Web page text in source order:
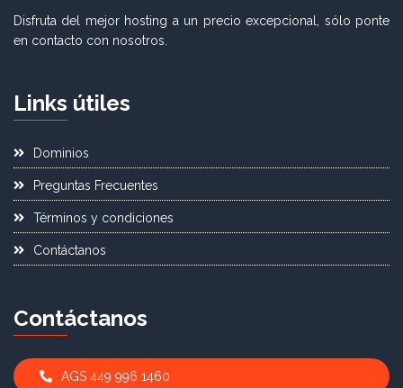
Disfruta del mejor hosting a un precio excepcional, sólo ponte
en contacto con nosotros.
Links útiles
Dominios
Preguntas Frecuentes
Términos y condiciones
Contáctanos
Contáctanos
AGS 449 996 1460